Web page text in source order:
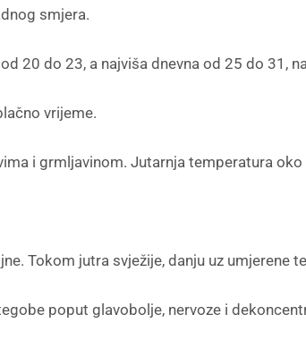
smjera.
20 do 23, a najviša dnevna od 25 do 31,
vrijeme.
i grmljavinom. Jutarnja temperatura
Tokom jutra svježije, danju uz umjerene
poput glavobolje, nervoze i